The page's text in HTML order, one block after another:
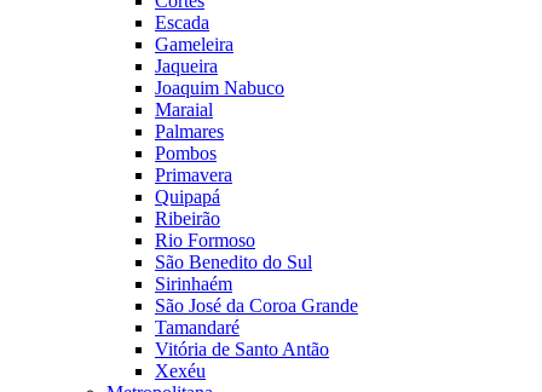
Escada
Gameleira
Jaqueira
Joaquim Nabuco
Maraial
Palmares
Pombos
Primavera
Quipapá
Ribeirão
Rio Formoso
São Benedito do Sul
Sirinhaém
São José da Coroa Grande
Tamandaré
Vitória de Santo Antão
Xexéu